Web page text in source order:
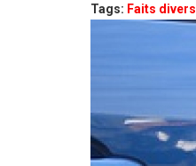
Tags: Faits divers